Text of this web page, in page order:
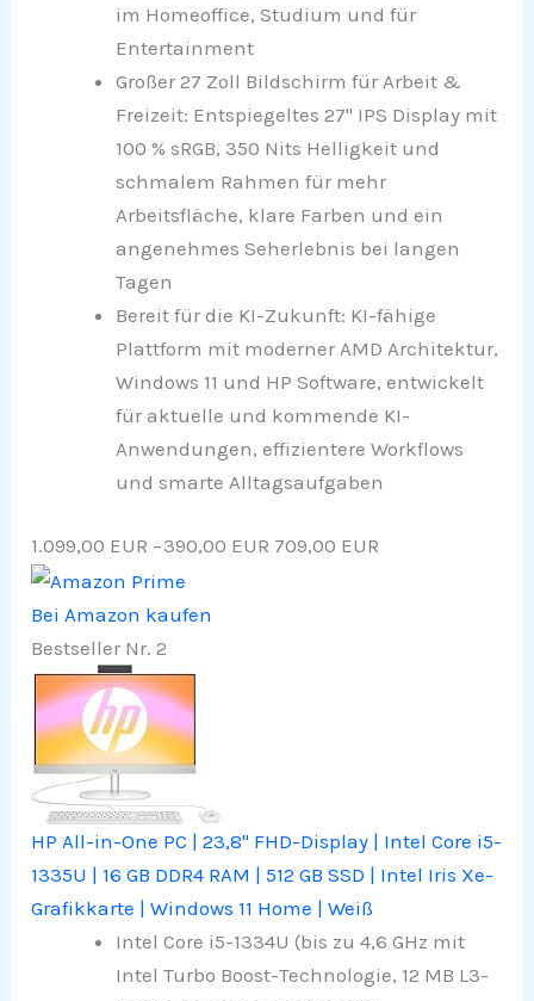
im Homeoffice, Studium und für
Entertainment
Großer 27 Zoll Bildschirm für Arbeit &
Freizeit: Entspiegeltes 27" IPS Display mit
100 % sRGB, 350 Nits Helligkeit und
schmalem Rahmen für mehr
Arbeitsfläche, klare Farben und ein
angenehmes Seherlebnis bei langen
Tagen
Bereit für die KI-Zukunft: KI-fähige
Plattform mit moderner AMD Architektur,
Windows 11 und HP Software, entwickelt
für aktuelle und kommende KI-
Anwendungen, effizientere Workflows
und smarte Alltagsaufgaben
1.099,00 EUR −390,00 EUR 709,00 EUR
Bei Amazon kaufen
Bestseller Nr. 2
HP All-in-One PC | 23,8" FHD-Display | Intel Core i5-
1335U | 16 GB DDR4 RAM | 512 GB SSD | Intel Iris Xe-
Grafikkarte | Windows 11 Home | Weiß
Intel Core i5-1334U (bis zu 4,6 GHz mit
Intel Turbo Boost-Technologie, 12 MB L3-